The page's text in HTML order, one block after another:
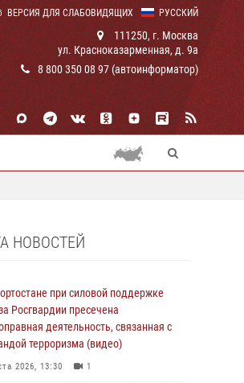
РУССКИЙ
ВЕРСИЯ ДЛЯ СЛАБОВИДЯЩИХ
111250, г. Москва
ул. Красноказарменная, д. 9а
8 800 350 08 97 (автоинформатор)
НОВОСТЕЙ
при силовой поддержке
Росгвардии пресечена
деятельность, связанная с
терроризма (видео)
2026, 13:30 1